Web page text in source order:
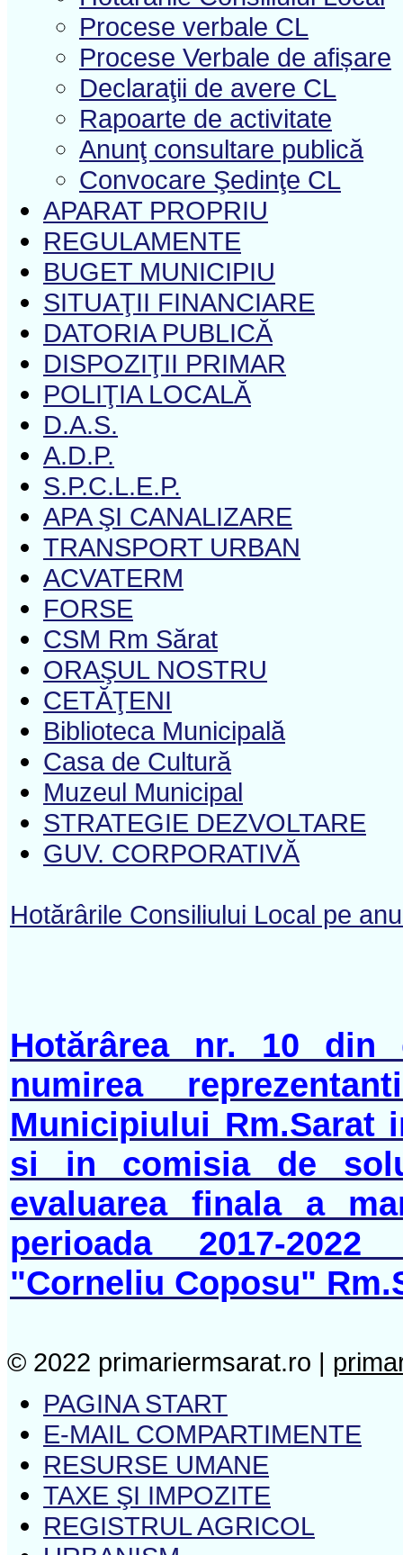
Procese verbale CL
Procese Verbale de afișare
Declaraţii de avere CL
Rapoarte de activitate
Anunţ consultare publică
Convocare Şedinţe CL
APARAT PROPRIU
REGULAMENTE
BUGET MUNICIPIU
SITUAŢII FINANCIARE
DATORIA PUBLICĂ
DISPOZIŢII PRIMAR
POLIŢIA LOCALĂ
D.A.S.
A.D.P.
S.P.C.L.E.P.
APA ŞI CANALIZARE
TRANSPORT URBAN
ACVATERM
FORSE
CSM Rm Sărat
ORAŞUL NOSTRU
CETĂŢENI
Biblioteca Municipală
Casa de Cultură
Muzeul Municipal
STRATEGIE DEZVOLTARE
GUV. CORPORATIVĂ
Hotărârile Consiliului Local pe
Hotărârea nr. 10 din
numirea
Municipiului Rm.Sarat
si in comisia de
evaluarea finala a
perioada 2017-
"Corneliu Coposu"
© 2022 primariermsarat.ro |
PAGINA START
E-MAIL COMPARTIMENTE
RESURSE UMANE
TAXE ŞI IMPOZITE
REGISTRUL AGRICOL